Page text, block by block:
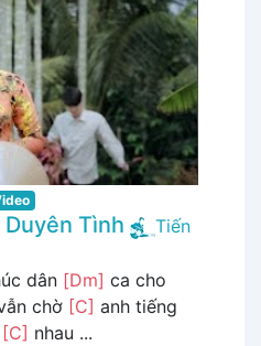
Duyên Tình
Tiến
dân [Dm] ca cho
chờ [C] anh tiếng
[C] nhau ...